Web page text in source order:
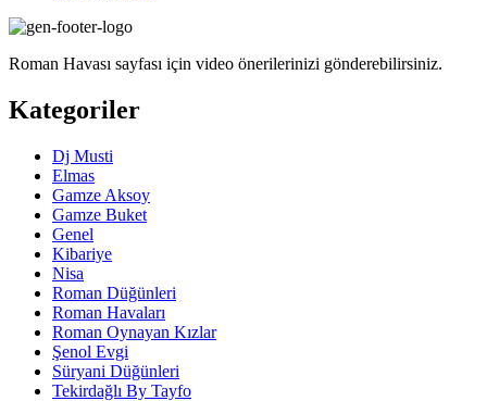
Roman Havası sayfası için video önerilerinizi gönderebilirsiniz.
Kategoriler
Dj Musti
Elmas
Gamze Aksoy
Gamze Buket
Genel
Kibariye
Nisa
Roman Düğünleri
Roman Havaları
Roman Oynayan Kızlar
Şenol Evgi
Süryani Düğünleri
Tekirdağlı By Tayfo